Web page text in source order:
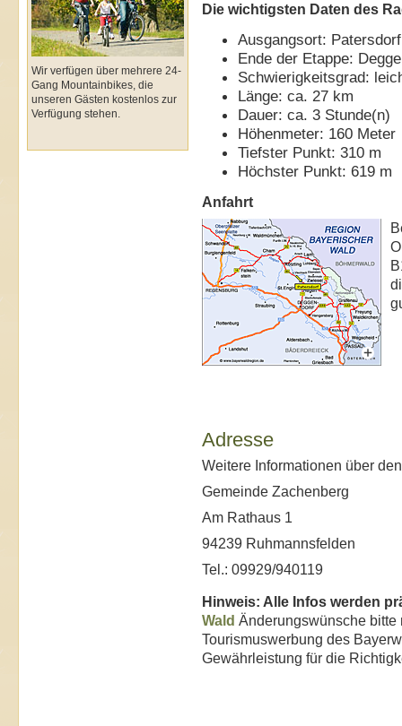
Wir verfügen über mehrere 24-
Gang Mountainbikes, die
unseren Gästen kostenlos zur
Verfügung stehen.
Die wichtigsten Daten des
Ausgangsort: Patersdorf
Ende der Etappe:
Schwierigkeitsgrad:
Länge: ca. 27 km
Dauer: ca. 3 Stunde(n)
Höhenmeter: 160 Meter
Tiefster Punkt: 310 m
Höchster Punkt: 619 m
Anfahrt
Adresse
Weitere Informationen über
Gemeinde Zachenberg
Am Rathaus 1
94239 Ruhmannsfelden
Tel.: 09929/940119
Hinweis: Alle Infos werden
Wald Änderungswünsche bitte
Tourismuswerbung des
Gewährleistung für die